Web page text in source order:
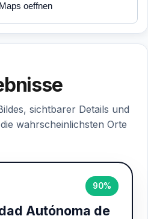
oeffnen
sichtbarer Details und
wahrscheinlichsten Orte
90%
Autónoma de